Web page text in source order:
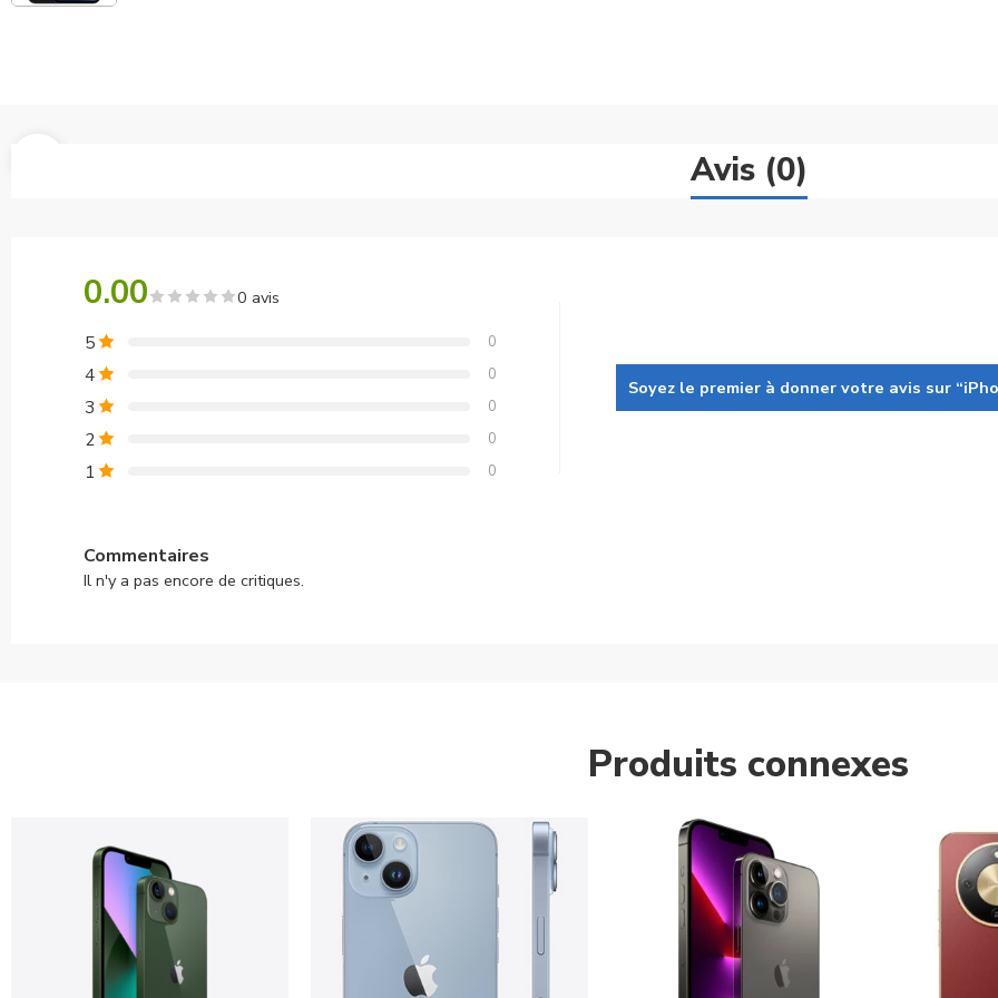
Avis (0)
0.00 0 avis
5 0
4 0
3 0
2 0
1 0
Soyez le premier à donner votre avis sur
Commentaires
Il n'y a pas encore de critiques.
Produits connexes